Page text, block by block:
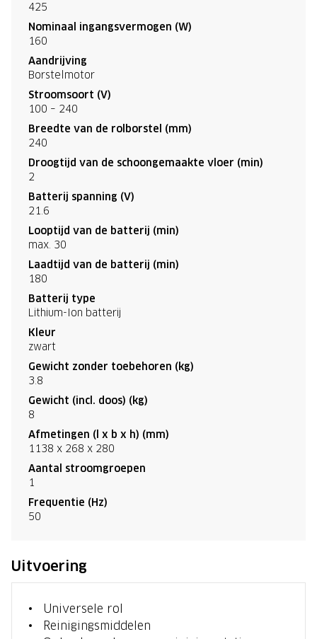
425
Nominaal ingangsvermogen (W)
160
Aandrijving
Borstelmotor
Stroomsoort (V)
100 – 240
Breedte van de rolborstel (mm)
240
Droogtijd van de schoongemaakte vloer (min)
2
Batterij spanning (V)
21.6
Looptijd van de batterij (min)
max. 30
Laadtijd van de batterij (min)
180
Batterij type
Lithium-Ion batterij
Kleur
zwart
Gewicht zonder toebehoren (kg)
3.8
Gewicht (incl. doos) (kg)
8
Afmetingen (l x b x h) (mm)
1138 x 268 x 280
Aantal stroomgroepen
1
Frequentie (Hz)
50
Uitvoering
Universele rol
Reinigingsmiddelen